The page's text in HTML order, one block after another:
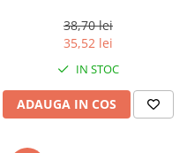
38,70 lei
35,52 lei
IN STOC
ADAUGA IN COS